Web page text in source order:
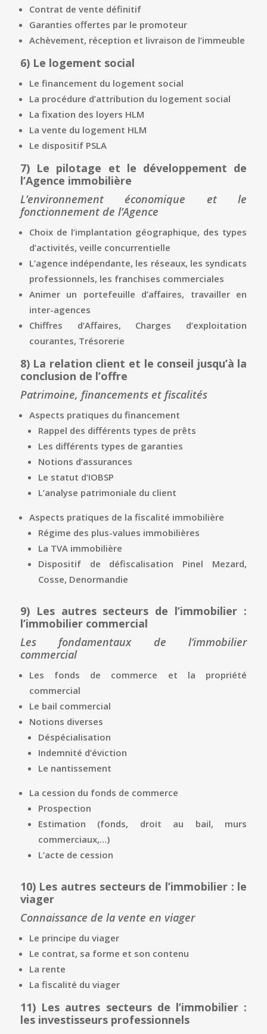
Contrat de vente définitif
Garanties offertes par le promoteur
Achèvement, réception et livraison de l’immeuble
6) Le logement social
Le financement du logement social
La procédure d’attribution du logement social
La fixation des loyers HLM
La vente du logement HLM
Le dispositif PSLA
7) Le pilotage et le développement de
l’Agence immobilière
L’environnement économique et le
fonctionnement de l’Agence
Choix de l’implantation géographique, des types
d’activités, veille concurrentielle
L’agence indépendante, les réseaux, les syndicats
professionnels, les franchises commerciales
Animer un portefeuille d’affaires, travailler en
inter-agences
Chiffres d’Affaires, Charges d’exploitation
courantes, Trésorerie
8) La relation client et le conseil jusqu’à la
conclusion de l’offre
Patrimoine, financements et fiscalités
Aspects pratiques du financement
Rappel des différents types de prêts
Les différents types de garanties
Notions d’assurances
Le statut d’IOBSP
L’analyse patrimoniale du client
Aspects pratiques de la fiscalité immobilière
Régime des plus-values immobilières
La TVA immobilière
Dispositif de défiscalisation Pinel Mezard,
Cosse, Denormandie
9) Les autres secteurs de l’immobilier :
l’immobilier commercial
Les fondamentaux de l’immobilier
commercial
Les fonds de commerce et la propriété
commercial
Le bail commercial
Notions diverses
Déspécialisation
Indemnité d’éviction
Le nantissement
La cession du fonds de commerce
Prospection
Estimation (fonds, droit au bail, murs
commerciaux,…)
L’acte de cession
10) Les autres secteurs de l’immobilier : le
viager
Connaissance de la vente en viager
Le principe du viager
Le contrat, sa forme et son contenu
La rente
La fiscalité du viager
11) Les autres secteurs de l’immobilier :
les investisseurs professionnels